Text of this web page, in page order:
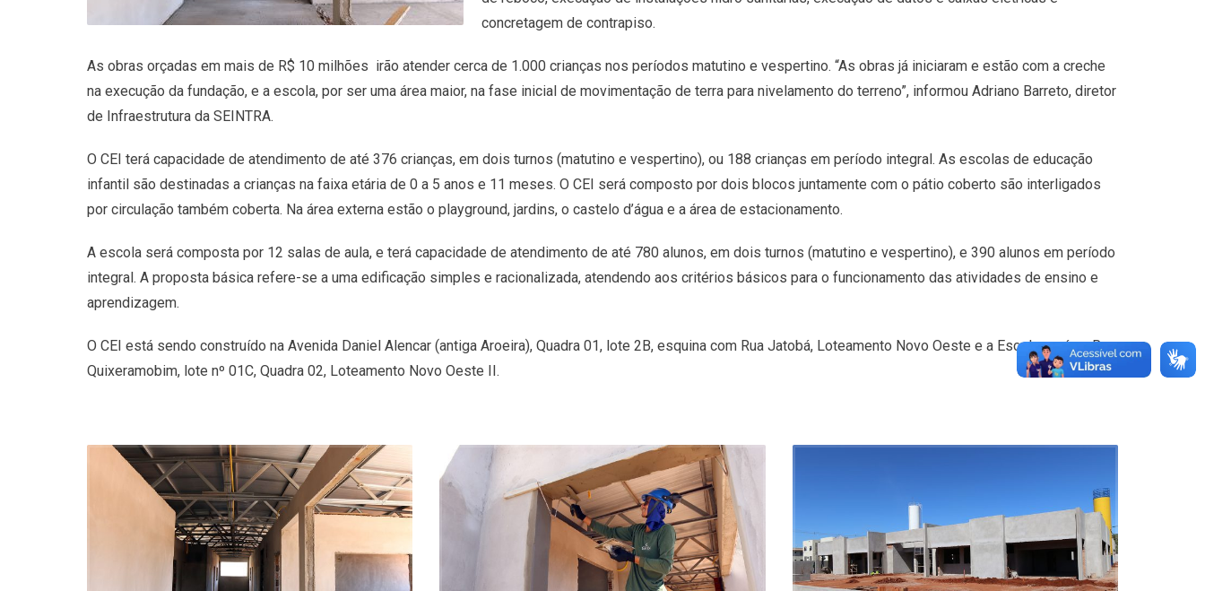
concretagem de contrapiso.
As obras orçadas em mais de R$ 10 milhões irão atender cerca de 1.000 crianças nos períodos matutino e vespertino. “As obras já iniciaram e estão com a creche
na execução da fundação, e a escola, por ser uma área maior, na fase inicial de movimentação de terra para nivelamento do terreno”, informou Adriano Barreto, diretor
de Infraestrutura da SEINTRA.
O CEI terá capacidade de atendimento de até 376 crianças, em dois turnos (matutino e vespertino), ou 188 crianças em período integral. As escolas de educação
infantil são destinadas a crianças na faixa etária de 0 a 5 anos e 11 meses. O CEI será composto por dois blocos juntamente com o pátio coberto são interligados
por circulação também coberta. Na área externa estão o playground, jardins, o castelo d’água e a área de estacionamento.
A escola será composta por 12 salas de aula, e terá capacidade de atendimento de até 780 alunos, em dois turnos (matutino e vespertino), e 390 alunos em período
integral. A proposta básica refere-se a uma edificação simples e racionalizada, atendendo aos critérios básicos para o funcionamento das atividades de ensino e
aprendizagem.
O CEI está sendo construído na Avenida Daniel Alencar (antiga Aroeira), Quadra 01, lote 2B, esquina com Rua Jatobá, Loteamento Novo Oeste e a Escola será na Rua
Quixeramobim, lote nº 01C, Quadra 02, Loteamento Novo Oeste II.